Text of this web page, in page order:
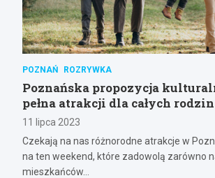
POZNAŃ ROZRYWKA
Poznańska propozycja
pełna atrakcji dla całych rodzin
11 lipca 2023
Czekają na nas różnorodne atrakcje w
na ten weekend, które zadowolą zarówno
mieszkańców…